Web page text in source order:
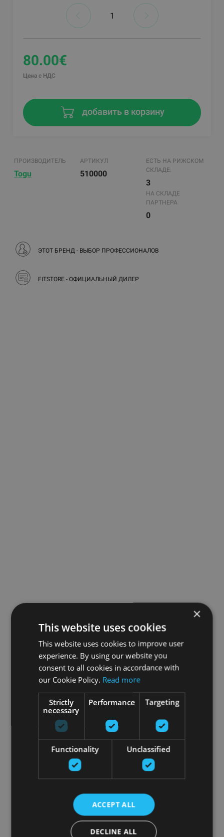
80.00€
Цена с НДС
добавить в корзину
ПРОИЗВОДИТЕЛЬ
Togu
АРТИКУЛ
510000
ЕСТЬ НА РИЖСКОМ
СКЛАДЕ:
3
НА СКЛАДЕ
ПАРТНЕРА
0
ЭТОТ БРЕНД - ВЫБОР ПРОФЕССИОНАЛОВ
FITSTORE - ОФИЦИАЛЬНЫЙ ДИЛЕР
×
This website uses cookies
This website uses cookies to improve user
experience. By using our website you
consent to all cookies in accordance with
our Cookie Policy. Read more
Strictly
necessary
Performance Targeting
Functionality Unclassified
ACCEPT ALL
DECLINE ALL